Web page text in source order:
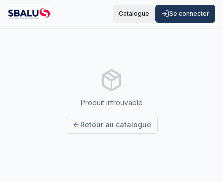
Catalogue Se connecter
Produit introuvable
Retour au catalogue